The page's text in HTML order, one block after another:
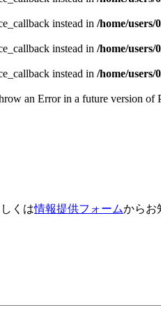
instead in /home/
instead in /home/
instead in /home/users/
an Error in a future version of
くは情報提供フォームからお